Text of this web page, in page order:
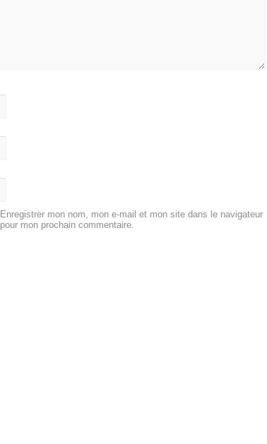
Enregistrer mon nom, mon e-mail et mon site dans le navigateur
pour mon prochain commentaire.